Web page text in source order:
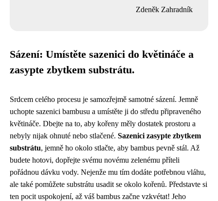
Zdeněk Zahradník
Sázení: Umístěte sazenici do květináče a
zasypte zbytkem substrátu.
Srdcem celého procesu je samozřejmě samotné sázení. Jemně
uchopte sazenici bambusu a umístěte ji do středu připraveného
květináče. Dbejte na to, aby kořeny měly dostatek prostoru a
nebyly nijak ohnuté nebo stlačené. Sazenici zasypte zbytkem
substrátu, jemně ho okolo stlačte, aby bambus pevně stál. Až
budete hotovi, dopřejte svému novému zelenému příteli
pořádnou dávku vody. Nejenže mu tím dodáte potřebnou vláhu,
ale také pomůžete substrátu usadit se okolo kořenů. Představte si
ten pocit uspokojení, až váš bambus začne vzkvétat! Jeho